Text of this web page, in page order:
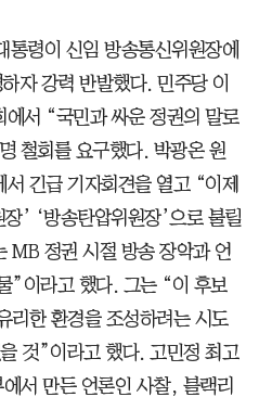
령이 신임 방송통신위원장에
자 강력 반발했다. 민주당 이
서 “국민과 싸운 정권의 말로
철회를 요구했다. 박광온 원
긴급 기자회견을 열고 “이제
’ ‘방송탄압위원장’으로 불릴
MB 정권 시절 방송 장악과 언
”이라고 했다. 그는 “이 후보
리한 환경을 조성하려는 시도
것”이라고 했다. 고민정 최고
서 만든 언론인 사찰, 블랙리